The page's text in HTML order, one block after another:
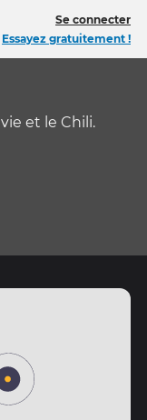
Se connecter
Essayez gratuitement !
et le Chili.